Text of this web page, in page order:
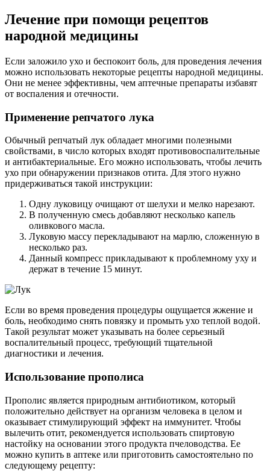
Лечение при помощи рецептов
народной медицины
Если заложило ухо и беспокоит боль, для проведения лечения
можно использовать некоторые рецепты народной медицины.
Они не менее эффективны, чем аптечные препараты избавят
от воспаления и отечности.
Применение репчатого лука
Обычный репчатый лук обладает многими полезными
свойствами, в число которых входят противовоспалительные
и антибактериальные. Его можно использовать, чтобы лечить
ухо при обнаружении признаков отита. Для этого нужно
придерживаться такой инструкции:
Одну луковицу очищают от шелухи и мелко нарезают.
В полученную смесь добавляют несколько капель
оливкового масла.
Луковую массу перекладывают на марлю, сложенную в
несколько раз.
Данный компресс прикладывают к проблемному уху и
держат в течение 15 минут.
Если во время проведения процедуры ощущается жжение и
боль, необходимо снять повязку и промыть ухо теплой водой.
Такой результат может указывать на более серьезный
воспалительный процесс, требующий тщательной
диагностики и лечения.
Использование прополиса
Прополис является природным антибиотиком, который
положительно действует на организм человека в целом и
оказывает стимулирующий эффект на иммунитет. Чтобы
вылечить отит, рекомендуется использовать спиртовую
настойку на основании этого продукта пчеловодства. Ее
можно купить в аптеке или приготовить самостоятельно по
следующему рецепту: